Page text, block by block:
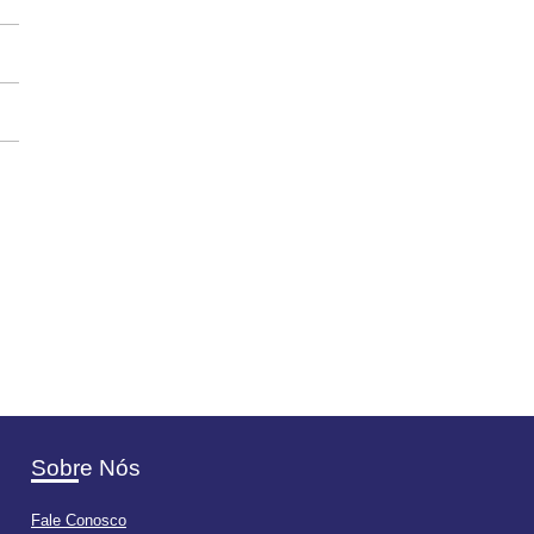
Sobre Nós
Fale Conosco